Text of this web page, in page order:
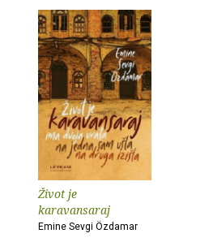
Život je
karavansaraj
Emine Sevgi Özdamar